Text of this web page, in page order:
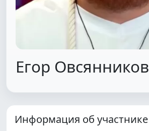
Егор Овсянников
Информация об участнике